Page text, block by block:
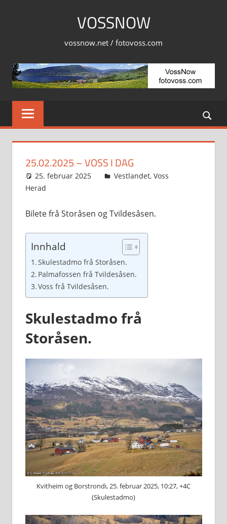
VOSSNOW
vossnow.net / fotovoss.com
25.02.2025 – VOSS I DAG
25. februar 2025 Svein
Vestlandet, Voss
Herad
Bilete frå Storåsen og Tvildesåsen.
Innhald
Skulestadmo frå Storåsen.
Palmafossen frå Tvildesåsen.
Voss frå Tvildesåsen.
Skulestadmo frå
Storåsen.
Kvitheim og Borstrondi, 25. februar 2025, 10:27, +4C
(Skulestadmo)